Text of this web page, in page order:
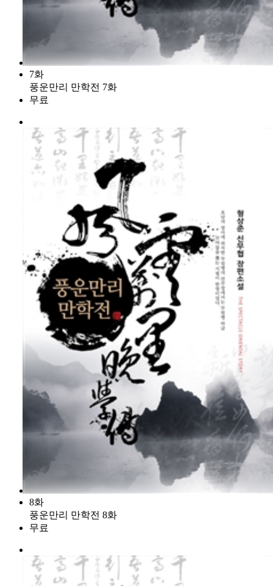
7화
풍운만리 만학전 7화
무료
8화
풍운만리 만학전 8화
무료